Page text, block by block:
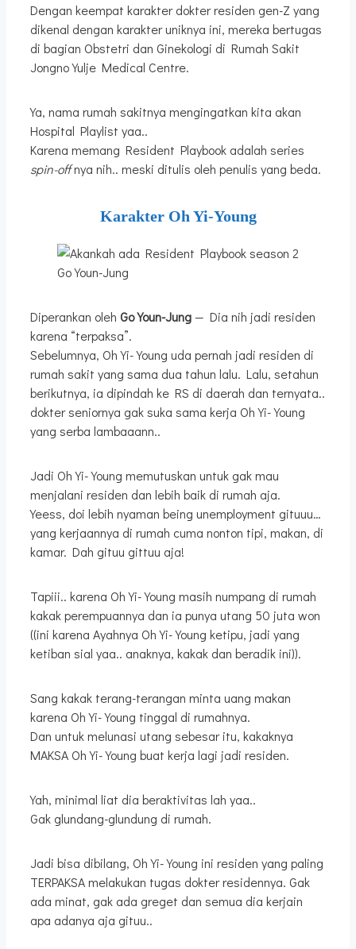
Dengan keempat karakter dokter residen gen-Z yang
dikenal dengan karakter uniknya ini, mereka bertugas
di bagian Obstetri dan Ginekologi di Rumah Sakit
Jongno Yulje Medical Centre.
Ya, nama rumah sakitnya mengingatkan kita akan
Hospital Playlist yaa..
Karena memang Resident Playbook adalah series
spin-offnya nih.. meski ditulis oleh penulis yang beda.
Karakter Oh Yi-Young
Go Youn-Jung
Diperankan oleh Go Youn-Jung — Dia nih jadi residen
karena “terpaksa”.
Sebelumnya, Oh Yi-Young uda pernah jadi residen di
rumah sakit yang sama dua tahun lalu. Lalu, setahun
berikutnya, ia dipindah ke RS di daerah dan ternyata..
dokter seniornya gak suka sama kerja Oh Yi-Young
yang serba lambaaann..
Jadi Oh Yi-Young memutuskan untuk gak mau
menjalani residen dan lebih baik di rumah aja.
Yeess, doi lebih nyaman being unemployment gituuu…
yang kerjaannya di rumah cuma nonton tipi, makan, di
kamar. Dah gituu gittuu aja!
Tapiii.. karena Oh Yi-Young masih numpang di rumah
kakak perempuannya dan ia punya utang 50 juta won
((ini karena Ayahnya Oh Yi-Young ketipu, jadi yang
ketiban sial yaa.. anaknya, kakak dan beradik ini)).
Sang kakak terang-terangan minta uang makan
karena Oh Yi-Young tinggal di rumahnya.
Dan untuk melunasi utang sebesar itu, kakaknya
MAKSA Oh Yi-Young buat kerja lagi jadi residen.
Yah, minimal liat dia beraktivitas lah yaa..
Gak glundang-glundung di rumah.
Jadi bisa dibilang, Oh Yi-Young ini residen yang paling
TERPAKSA melakukan tugas dokter residennya. Gak
ada minat, gak ada greget dan semua dia kerjain
apa adanya aja gituu..